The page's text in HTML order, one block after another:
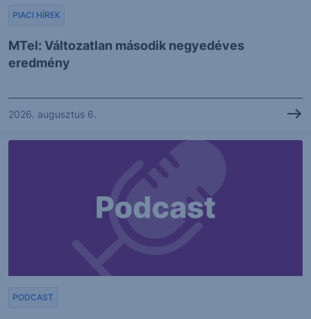
MTel: Változatlan második negyedéves
eredmény
PIACI HÍREK
2026. augusztus 6.
PODCAST